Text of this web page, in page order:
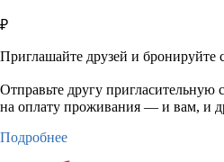
₽
Приглашайте друзей и бронируйте
Отправьте другу
на оплату проживания — и вам, и
Подробнее